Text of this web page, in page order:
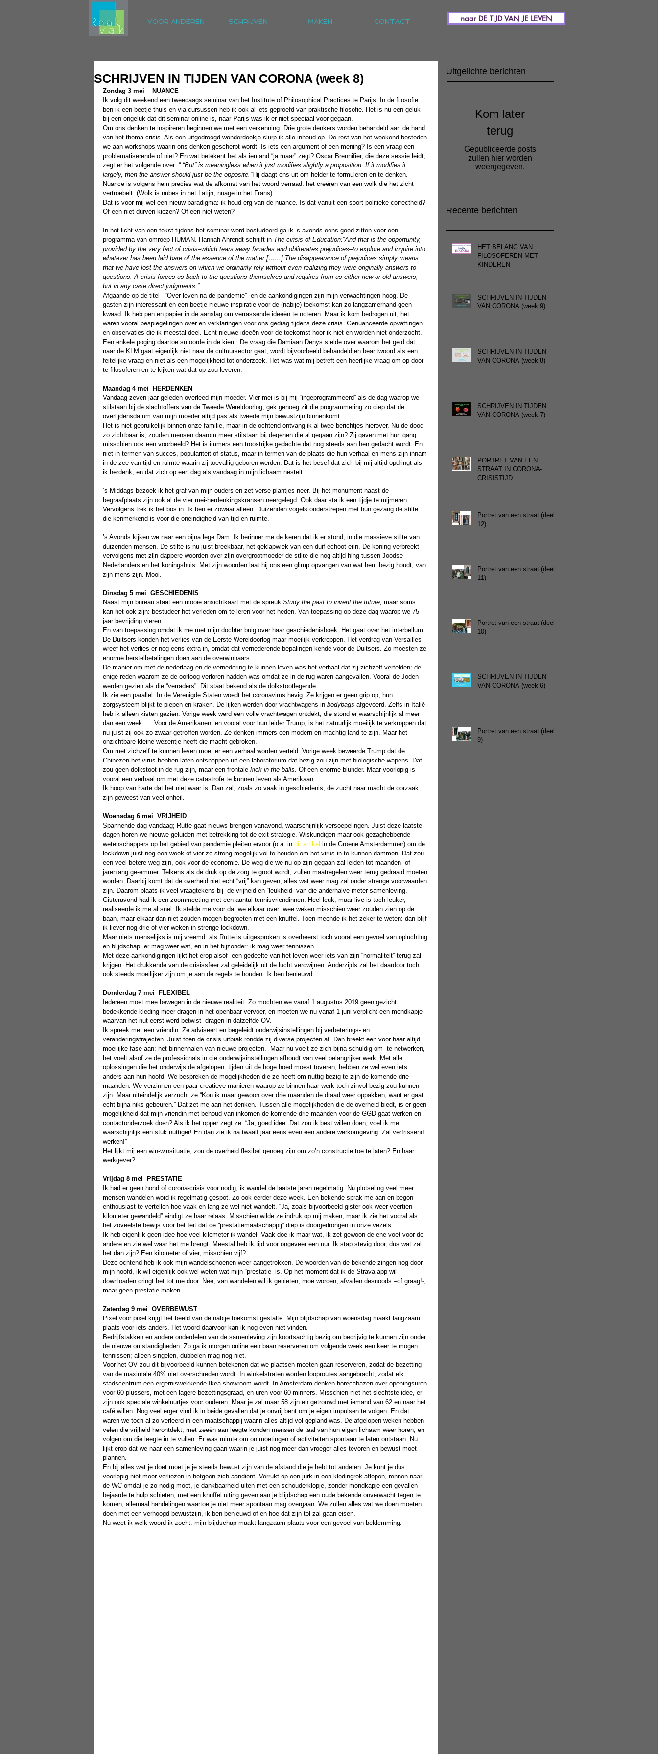
VOOR ANDEREN SCHRIJVEN MAKEN CONTACT naar DE TIJD VAN JE LEVEN
SCHRIJVEN IN TIJDEN VAN CORONA (week 8)
Zondag 3 mei
NUANCE
Ik volg dit weekend een tweedaags seminar van het Institute of Philosophical Practices te Parijs. In de filosofie
ben ik een beetje thuis en via cursussen heb ik ook al iets geproefd van praktische filosofie. Het is nu een geluk
bij een ongeluk dat dit seminar online is, naar Parijs was ik er niet speciaal voor gegaan.
Om ons denken te inspireren beginnen we met een verkenning. Drie grote denkers worden behandeld aan de hand
van het thema crisis. Als een uitgedroogd wonderdoekje slurp ik alle inhoud op. De rest van het weekend besteden
we aan workshops waarin ons denken gescherpt wordt. Is iets een argument of een mening? Is een vraag een
problematiserende of niet? En wat betekent het als iemand “ja maar” zegt? Oscar Brennifier, die deze sessie leidt,
zegt er het volgende over: “ “But” is meaningless when it just modifies slightly a proposition. If it modifies it
largely, then the answer should just be the opposite.”Hij daagt ons uit om helder te formuleren en te denken.
Nuance is volgens hem precies wat de afkomst van het woord verraad: het creëren van een wolk die het zicht
vertroebelt. (Wolk is nubes in het Latijn, nuage in het Frans)
Dat is voor mij wel een nieuw paradigma: ik houd erg van de nuance. Is dat vanuit een soort politieke correctheid?
Of een niet durven kiezen? Of een niet-weten?
In het licht van een tekst tijdens het seminar werd bestudeerd ga ik ’s avonds eens goed zitten voor een
programma van omroep HUMAN. Hannah Ahrendt schrijft in The cirisis of Education:“And that is the opportunity,
provided by the very fact of crisis–which tears away facades and obliterates prejudices–to explore and inquire into
whatever has been laid bare of the essence of the matter [……] The disappearance of prejudices simply means
that we have lost the answers on which we ordinarily rely without even realizing they were originally answers to
questions. A crisis forces us back to the questions themselves and requires from us either new or old answers,
but in any case direct judgments.”
Afgaande op de titel –“Over leven na de pandemie”- en de aankondigingen zijn mijn verwachtingen hoog. De
gasten zijn interessant en een beetje nieuwe inspiratie voor de (nabije) toekomst kan zo langzamerhand geen
kwaad. Ik heb pen en papier in de aanslag om verrassende ideeën te noteren. Maar ik kom bedrogen uit; het
waren vooral bespiegelingen over en verklaringen voor ons gedrag tijdens deze crisis. Genuanceerde opvattingen
en observaties die ik meestal deel. Echt nieuwe ideeën voor de toekomst hoor ik niet en worden niet onderzocht.
Een enkele poging daartoe smoorde in de kiem. De vraag die Damiaan Denys stelde over waarom het geld dat
naar de KLM gaat eigenlijk niet naar de cultuursector gaat, wordt bijvoorbeeld behandeld en beantwoord als een
feitelijke vraag en niet als een mogelijkheid tot onderzoek. Het was wat mij betreft een heerlijke vraag om op door
te filosoferen en te kijken wat dat op zou leveren.
Maandag 4 mei
HERDENKEN
Vandaag zeven jaar geleden overleed mijn moeder. Vier mei is bij mij “ingeprogrammeerd” als de dag waarop we
stilstaan bij de slachtoffers van de Tweede Wereldoorlog, gek genoeg zit die programmering zo diep dat de
overlijdensdatum van mijn moeder altijd pas als tweede mijn bewustzijn binnenkomt.
Het is niet gebruikelijk binnen onze familie, maar in de ochtend ontvang ik al twee berichtjes hierover. Nu de dood
zo zichtbaar is, zouden mensen daarom meer stilstaan bij degenen die al gegaan zijn? Zij gaven met hun gang
misschien ook een voorbeeld? Het is immers een troostrijke gedachte dat nog steeds aan hen gedacht wordt. En
niet in termen van succes, populariteit of status, maar in termen van de plaats die hun verhaal en mens-zijn innam
in de zee van tijd en ruimte waarin zij toevallig geboren werden. Dat is het besef dat zich bij mij altijd opdringt als
ik herdenk, en dat zich op een dag als vandaag in mijn lichaam nestelt.
’s Middags bezoek ik het graf van mijn ouders en zet verse plantjes neer. Bij het monument naast de
begraafplaats zijn ook al de vier mei-herdenkingskransen neergelegd. Ook daar sta ik een tijdje te mijmeren.
Vervolgens trek ik het bos in. Ik ben er zowaar alleen. Duizenden vogels onderstrepen met hun gezang de stilte
die kenmerkend is voor die oneindigheid van tijd en ruimte.
’s Avonds kijken we naar een bijna lege Dam. Ik herinner me de keren dat ik er stond, in die massieve stilte van
duizenden mensen. De stilte is nu juist breekbaar, het geklapwiek van een duif echoot erin. De koning verbreekt
vervolgens met zijn dappere woorden over zijn overgrootmoeder de stilte die nog altijd hing tussen Joodse
Nederlanders en het koningshuis. Met zijn woorden laat hij ons een glimp opvangen van wat hem bezig houdt, van
zijn mens-zijn. Mooi.
Dinsdag 5 mei GESCHIEDENIS
Naast mijn bureau staat een mooie ansichtkaart met de spreuk Study the past to invent the future, maar soms
kan het ook zijn: bestudeer het verleden om te leren voor het heden. Van toepassing op deze dag waarop we 75
jaar bevrijding vieren.
En van toepassing omdat ik me met mijn dochter buig over haar geschiedenisboek. Het gaat over het interbellum.
De Duitsers konden het verlies van de Eerste Wereldoorlog maar moeilijk verkroppen. Het verdrag van Versailles
wreef het verlies er nog eens extra in, omdat dat vernederende bepalingen kende voor de Duitsers. Zo moesten ze
enorme herstelbetalingen doen aan de overwinnaars.
De manier om met de nederlaag en de vernedering te kunnen leven was het verhaal dat zij zichzelf vertelden: de
enige reden waarom ze de oorloog verloren hadden was omdat ze in de rug waren aangevallen. Vooral de Joden
werden gezien als die “verraders”. Dit staat bekend als de dolkstootlegende.
Ik zie een parallel. In de Verenigde Staten woedt het coronavirus hevig. Ze krijgen er geen grip op, hun
zorgsysteem blijkt te piepen en kraken. De lijken werden door vrachtwagens in bodybags afgevoerd. Zelfs in Italië
heb ik alleen kisten gezien. Vorige week werd een volle vrachtwagen ontdekt, die stond er waarschijnlijk al meer
dan een week….. Voor de Amerikanen, en vooral voor hun leider Trump, is het natuurlijk moeilijk te verkroppen dat
nu juist zij ook zo zwaar getroffen worden. Ze denken immers een modern en machtig land te zijn. Maar het
onzichtbare kleine wezentje heeft die macht gebroken.
Om met zichzelf te kunnen leven moet er een verhaal worden verteld. Vorige week beweerde Trump dat de
Chinezen het virus hebben laten ontsnappen uit een laboratorium dat bezig zou zijn met biologische wapens. Dat
zou geen dolkstoot in de rug zijn, maar een frontale kick in the balls. Of een enorme blunder. Maar voorlopig is
vooral een verhaal om met deze catastrofe te kunnen leven als Amerikaan.
Ik hoop van harte dat het niet waar is. Dan zal, zoals zo vaak in geschiedenis, de zucht naar macht de oorzaak
zijn geweest van veel onheil.
Woensdag 6 mei VRIJHEID
Spannende dag vandaag; Rutte gaat nieuws brengen vanavond, waarschijnlijk versoepelingen. Juist deze laatste
dagen horen we nieuwe geluiden met betrekking tot de exit-strategie. Wiskundigen maar ook gezaghebbende
wetenschappers op het gebied van pandemie pleiten ervoor (o.a. in dit artike in de Groene Amsterdammer) om de
lockdown juist nog een week of vier zo streng mogelijk vol te houden om het virus in te kunnen dammen. Dat zou
een veel betere weg zijn, ook voor de economie. De weg die we nu op zijn gegaan zal leiden tot maanden- of
jarenlang ge-emmer. Telkens als de druk op de zorg te groot wordt, zullen maatregelen weer terug gedraaid moeten
worden. Daarbij komt dat de overheid niet echt “vrij” kan geven; alles wat weer mag zal onder strenge voorwaarden
zijn. Daarom plaats ik veel vraagtekens bij  de vrijheid en “leukheid” van die anderhalve-meter-samenleving.
Gisteravond had ik een zoommeeting met een aantal tennisvriendinnen. Heel leuk, maar live is toch leuker,
realiseerde ik me al snel. Ik stelde me voor dat we elkaar over twee weken misschien weer zouden zien op de
baan, maar elkaar dan niet zouden mogen begroeten met een knuffel. Toen meende ik het zeker te weten: dan blijf
ik liever nog drie of vier weken in strenge lockdown.
Maar niets menselijks is mij vreemd: als Rutte is uitgesproken is overheerst toch vooral een gevoel van opluchting
en blijdschap: er mag weer wat, en in het bijzonder: ik mag weer tennissen.
Met deze aankondigingen lijkt het erop alsof  een gedeelte van het leven weer iets van zijn “normaliteit” terug zal
krijgen. Het drukkende van de crisissfeer zal geleidelijk uit de lucht verdwijnen. Anderzijds zal het daardoor toch
ook steeds moeilijker zijn om je aan de regels te houden. Ik ben benieuwd.
Donderdag 7 mei
FLEXIBEL
Iedereen moet mee bewegen in de nieuwe realiteit. Zo mochten we vanaf 1 augustus 2019 geen gezicht
bedekkende kleding meer dragen in het openbaar vervoer, en moeten we nu vanaf 1 juni verplicht een mondkapje -
waarvan het nut eerst werd betwist- dragen in datzelfde OV.
Ik spreek met een vriendin. Ze adviseert en begeleidt onderwijsinstellingen bij verbeterings- en
veranderingstrajecten. Juist toen de crisis uitbrak rondde zij diverse projecten af. Dan breekt een voor haar altijd
moeilijke fase aan: het binnenhalen van nieuwe projecten.  Maar nu voelt ze zich bijna schuldig om  te netwerken,
het voelt alsof ze de professionals in die onderwijsinstellingen afhoudt van veel belangrijker werk. Met alle
oplossingen die het onderwijs de afgelopen  tijden uit de hoge hoed moest toveren, hebben ze wel even iets
anders aan hun hoofd. We bespreken de mogelijkheden die ze heeft om nuttig bezig te zijn de komende drie
maanden. We verzinnen een paar creatieve manieren waarop ze binnen haar werk toch zinvol bezig zou kunnen
zijn. Maar uiteindelijk verzucht ze “Kon ik maar gewoon over drie maanden de draad weer oppakken, want er gaat
echt bijna niks gebeuren.” Dat zet me aan het denken. Tussen alle mogelijkheden die de overheid biedt, is er geen
mogelijkheid dat mijn vriendin met behoud van inkomen de komende drie maanden voor de GGD gaat werken en
contactonderzoek doen? Als ik het opper zegt ze: “Ja, goed idee. Dat zou ik best willen doen, voel ik me
waarschijnlijk een stuk nuttiger! En dan zie ik na twaalf jaar eens even een andere werkomgeving. Zal verfrissend
werken!”
Het lijkt mij een win-winsituatie, zou de overheid flexibel genoeg zijn om zo’n constructie toe te laten? En haar
werkgever?
Vrijdag 8 mei
PRESTATIE
Ik had er geen hond of corona-crisis voor nodig; ik wandel de laatste jaren regelmatig. Nu plotseling veel meer
mensen wandelen word ik regelmatig gespot. Zo ook eerder deze week. Een bekende sprak me aan en begon
enthousiast te vertellen hoe vaak en lang ze wel niet wandelt. “Ja, zoals bijvoorbeeld gister ook weer veertien
kilometer gewandeld” eindigt ze haar relaas. Misschien wilde ze indruk op mij maken, maar ik zie het vooral als
het zoveelste bewijs voor het feit dat de “prestatiemaatschappij” diep is doorgedrongen in onze vezels.
Ik heb eigenlijk geen idee hoe veel kilometer ik wandel. Vaak doe ik maar wat, ik zet gewoon de ene voet voor de
andere en zie wel waar het me brengt. Meestal heb ik tijd voor ongeveer een uur. Ik stap stevig door, dus wat zal
het dan zijn? Een kilometer of vier, misschien vijf?
Deze ochtend heb ik ook mijn wandelschoenen weer aangetrokken. De woorden van de bekende zingen nog door
mijn hoofd, ik wil eigenlijk ook wel weten wat mijn “prestatie” is. Op het moment dat ik de Strava app wil
downloaden dringt het tot me door. Nee, van wandelen wil ik genieten, moe worden, afvallen desnoods –of graag!-,
maar geen prestatie maken.
Zaterdag 9 mei OVERBEWUST
Pixel voor pixel krijgt het beeld van de nabije toekomst gestalte. Mijn blijdschap van woensdag maakt langzaam
plaats voor iets anders. Het woord daarvoor kan ik nog even niet vinden.
Bedrijfstakken en andere onderdelen van de samenleving zijn koortsachtig bezig om bedrijvig te kunnen zijn onder
de nieuwe omstandigheden. Zo ga ik morgen online een baan reserveren om volgende week een keer te mogen
tennissen; alleen singelen, dubbelen mag nog niet.
Voor het OV zou dit bijvoorbeeld kunnen betekenen dat we plaatsen moeten gaan reserveren, zodat de bezetting
van de maximale 40% niet overschreden wordt. In winkelstraten worden looproutes aangebracht, zodat elk
stadscentrum een ergerniswekkende Ikea-showroom wordt. In Amsterdam denken horecabazen over openingsuren
voor 60-plussers, met een lagere bezettingsgraad, en uren voor 60-minners. Misschien niet het slechtste idee, er
zijn ook speciale winkeluurtjes voor ouderen. Maar je zal maar 58 zijn en getrouwd met iemand van 62 en naar het
café willen. Nog veel erger vind ik in beide gevallen dat je onvrij bent om je eigen impulsen te volgen. En dat
waren we toch al zo verleerd in een maatschappij waarin alles altijd vol gepland was. De afgelopen weken hebben
velen die vrijheid herontdekt; met zeeën aan leegte konden mensen de taal van hun eigen lichaam weer horen, en
volgen om die leegte in te vullen. Er was ruimte om ontmoetingen of activiteiten spontaan te laten ontstaan. Nu
lijkt erop dat we naar een samenleving gaan waarin je juist nog meer dan vroeger alles tevoren en bewust moet
plannen.
En bij alles wat je doet moet je je steeds bewust zijn van de afstand die je hebt tot anderen. Je kunt je dus
voorlopig niet meer verliezen in hetgeen zich aandient. Verrukt op een jurk in een kledingrek aflopen, rennen naar
de WC omdat je zo nodig moet, je dankbaarheid uiten met een schouderklopje, zonder mondkapje een gevallen
bejaarde te hulp schieten, met een knuffel uiting geven aan je blijdschap een oude bekende onverwacht tegen te
komen; allemaal handelingen waartoe je niet meer spontaan mag overgaan. We zullen alles wat we doen moeten
doen met een verhoogd bewustzijn, ik ben benieuwd of en hoe dat zijn tol zal gaan eisen.
Nu weet ik welk woord ik zocht: mijn blijdschap maakt langzaam plaats voor een gevoel van beklemming.
Uitgelichte berichten
Kom later
terug
Gepubliceerde posts
zullen hier worden
weergegeven.
Recente berichten
HET BELANG VAN
FILOSOFEREN MET
KINDEREN
SCHRIJVEN IN TIJDEN
VAN CORONA (week 9)
SCHRIJVEN IN TIJDEN
VAN CORONA (week 8)
SCHRIJVEN IN TIJDEN
VAN CORONA (week 7)
PORTRET VAN EEN
STRAAT IN CORONA-
CRISISTIJD
Portret van een straat (deel
12)
Portret van een straat (deel
11)
Portret van een straat (deel
10)
SCHRIJVEN IN TIJDEN
VAN CORONA (week 6)
Portret van een straat (deel
9)